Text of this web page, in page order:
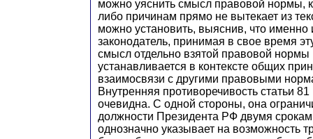
можно уяснить смысл правовой нормы,
либо причинам прямо не вытекает из
можно установить, выяснив, что именно
законодатель, принимая в свое время
смысл отдельно взятой правовой нормы
устанавливается в контексте общих
взаимосвязи с другими правовыми
Внутренняя противоречивость статьи
очевидна. С одной стороны, она
должности Президента РФ двумя
однозначно указывает на возможность